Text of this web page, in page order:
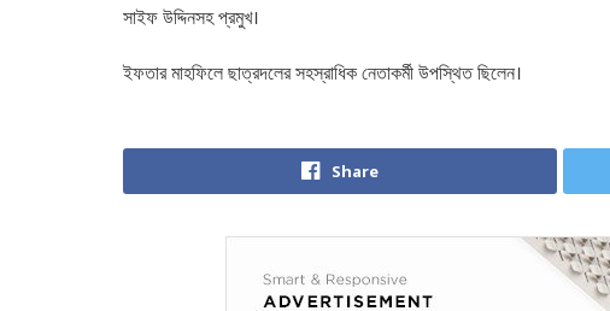
সাইফ উদ্দিনসহ প্রমুখ।
ইফতার মাহফিলে ছাত্রদলের সহস্রাধিক নেতাকর্মী উপস্থিত ছিলেন।
Share